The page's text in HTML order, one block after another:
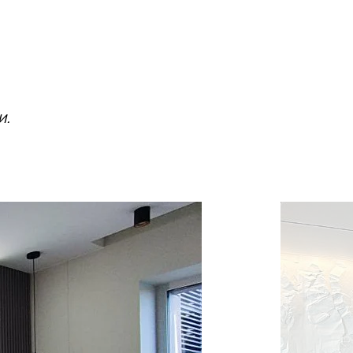
2-х недель.
вашим потребностям. Доверьтесь нам — мы
был завершен вовремя.
которые соответствуют